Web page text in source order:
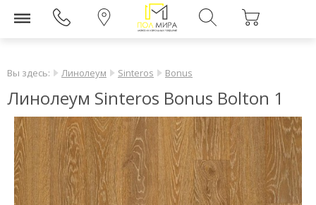
Вы здесь: Линолеум Sinteros Bonus
Линолеум Sinteros Bonus Bolton 1